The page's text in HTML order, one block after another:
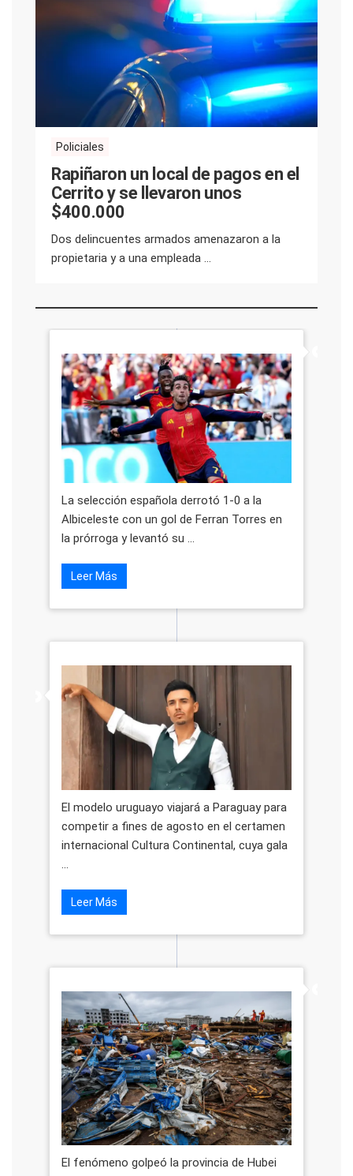
Policiales
Rapiñaron un local de pagos en el
Cerrito y se llevaron unos
$400.000
Dos delincuentes armados amenazaron a la
propietaria y a una empleada ...
La selección española derrotó 1-0 a la
Albiceleste con un gol de Ferran Torres en
la prórroga y levantó su ...
Leer Más
El modelo uruguayo viajará a Paraguay para
competir a fines de agosto en el certamen
internacional Cultura Continental, cuya gala
...
Leer Más
El fenómeno golpeó la provincia de Hubei